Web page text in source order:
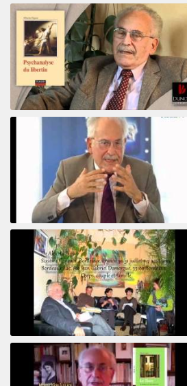
Votre maison vous révèle
Psychanalyse du libertin
Le pervers narcissique et son complice
Revisitant le corps familial